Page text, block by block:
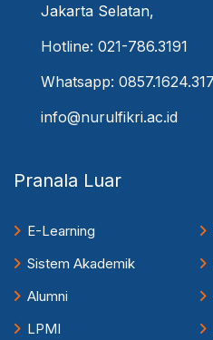
Jakarta Selatan,
Hotline: 021-786.3191
Whatsapp:
info@nurulfikri.ac.id
Pranala Luar
E-Learning
Sistem Akademik
Alumni
LPMI